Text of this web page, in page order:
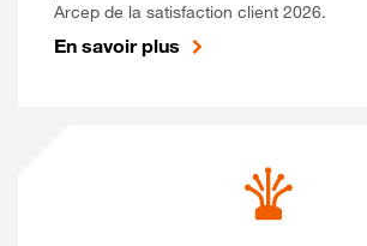
Arcep de la satisfaction client 2026.
En savoir plus